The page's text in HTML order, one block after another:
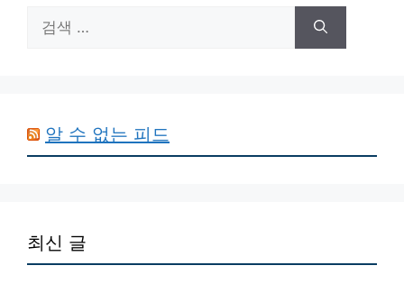
색:
알 수 없는 피드
최신 글